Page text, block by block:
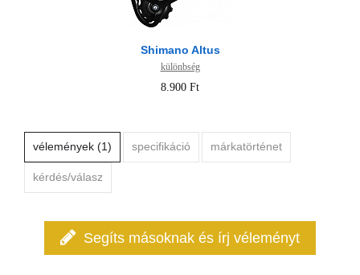
Shimano Altus
különbség
8.900 Ft
vélemények (1) specifikáció márkatörténet
kérdés/válasz
Segíts másoknak és írj véleményt